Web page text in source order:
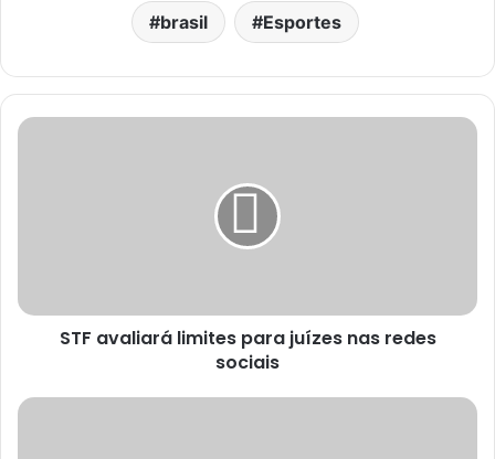
brasil Esportes
STF avaliará limites para juízes nas redes
sociais